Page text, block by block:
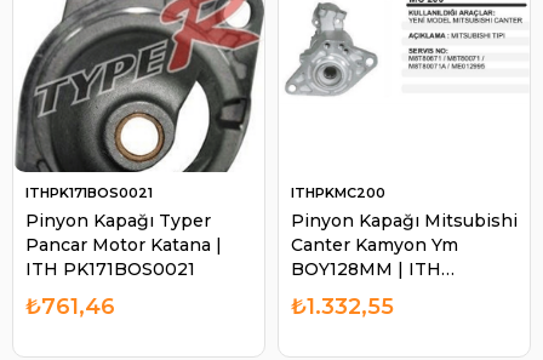
Pinyon Kapağı Typer
Pancar Motor Katana |
ITH PK171BOS0021
ITHPK171BOS0021
₺761,46
Pinyon Kapağı Mitsubishi
Canter Kamyon Ym
BOY128MM | ITH
PKMC200
ITHPKMC200
₺1.332,55